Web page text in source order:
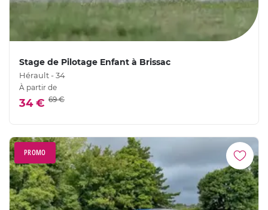
Stage de Pilotage Enfant à Brissac
Hérault - 34
À partir de
34 € 69 €
PROMO